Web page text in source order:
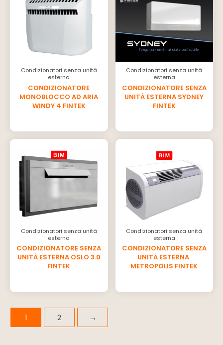
Condizionatori senza unità
esterna
CONDIZIONATORE
MONOBLOCCO AD ARIA
WINDY 4 FINTEK
Condizionatori senza unità
esterna
CONDIZIONATORE SENZA
UNITÀ ESTERNA SYDNEY
FINTEK
Condizionatori senza unità
esterna
CONDIZIONATORE SENZA
UNITÀ ESTERNA ​OSLO 3.0
FINTEK
Condizionatori senza unità
esterna
CONDIZIONATORE SENZA
UNITÀ ESTERNA ​​
METROPOLIS FINTEK
1 2 →